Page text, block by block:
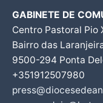
GABINETE DE
Centro Pastoral Pio
Bairro das
9500-294 Ponta
+351912507980